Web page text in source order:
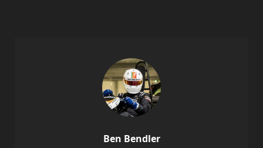
Author:
Ben Bendler